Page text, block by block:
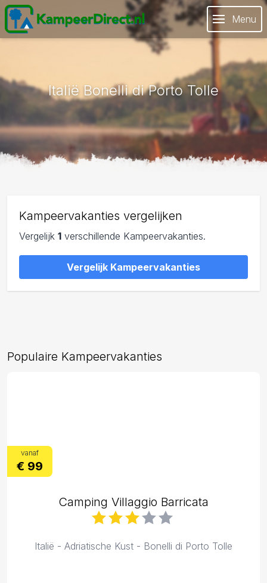
Menu
Italië Bonelli di Porto Tolle
Kampeervakanties vergelijken
Vergelijk 1 verschillende Kampeervakanties.
Vergelijk Kampeervakanties
Populaire Kampeervakanties
vanaf
€ 99
Camping Villaggio Barricata
Italië - Adriatische Kust - Bonelli di Porto Tolle